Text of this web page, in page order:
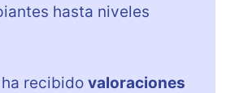
hasta niveles
recibido valoraciones